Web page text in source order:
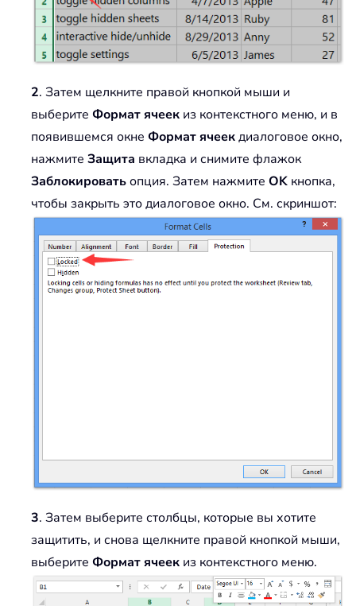
2. Затем щелкните правой кнопкой мыши и
выберите Формат ячеек из контекстного меню, и в
появившемся окне Формат ячеекдиалоговое окно,
нажмите Защита вкладка и снимите флажок
Заблокироватьопция. Затем нажмите OK кнопка,
чтобы закрыть это диалоговое окно. См. скриншот:
3. Затем выберите столбцы, которые вы хотите
защитить, и снова щелкните правой кнопкой мыши,
выберите Формат ячеек из контекстного меню.